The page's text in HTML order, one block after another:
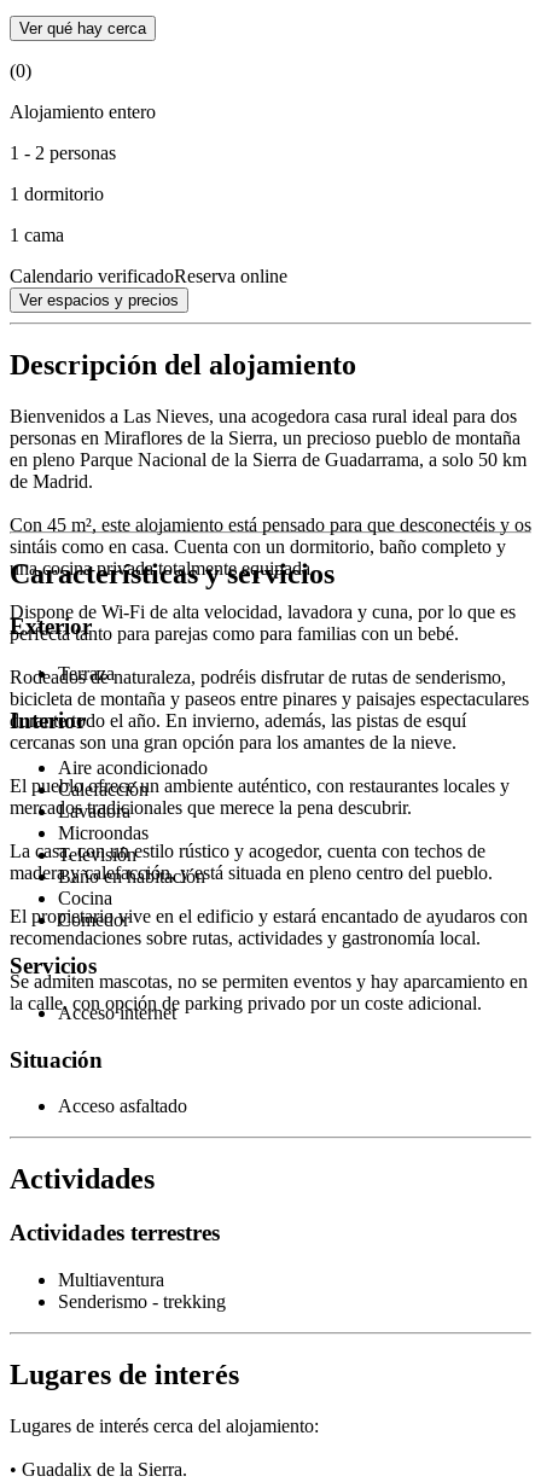
Ver qué hay cerca
(0)
Alojamiento entero
1 - 2 personas
1 dormitorio
1 cama
Calendario verificadoReserva online
Ver espacios y precios
Descripción del alojamiento
Bienvenidos a Las Nieves, una acogedora casa rural ideal para dos
personas en Miraflores de la Sierra, un precioso pueblo de montaña
en pleno Parque Nacional de la Sierra de Guadarrama, a solo 50 km
de Madrid.
Con 45 m², este alojamiento está pensado para que desconectéis y os
sintáis como en casa. Cuenta con un dormitorio, baño completo y
una cocina privada totalmente equipada.
Dispone de Wi-Fi de alta velocidad, lavadora y cuna, por lo que es
perfecta tanto para parejas como para familias con un bebé.
Rodeados de naturaleza, podréis disfrutar de rutas de senderismo,
bicicleta de montaña y paseos entre pinares y paisajes espectaculares
durante todo el año. En invierno, además, las pistas de esquí
cercanas son una gran opción para los amantes de la nieve.
El pueblo ofrece un ambiente auténtico, con restaurantes locales y
mercados tradicionales que merece la pena descubrir.
La casa, con un estilo rústico y acogedor, cuenta con techos de
madera y calefacción, y está situada en pleno centro del pueblo.
El propietario vive en el edificio y estará encantado de ayudaros con
recomendaciones sobre rutas, actividades y gastronomía local.
Se admiten mascotas, no se permiten eventos y hay aparcamiento en
la calle, con opción de parking privado por un coste adicional.
Características y servicios
Exterior
Terraza
Interior
Aire acondicionado
Calefacción
Lavadora
Microondas
Televisión
Baño en habitación
Cocina
Comedor
Servicios
Acceso internet
Situación
Acceso asfaltado
Actividades
Actividades terrestres
Multiaventura
Senderismo - trekking
Lugares de interés
Lugares de interés cerca del alojamiento:
• Guadalix de la Sierra.